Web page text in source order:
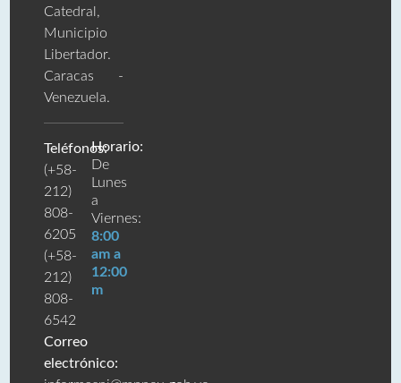
Catedral,
Municipio
Libertador.
Caracas -
Venezuela.
Teléfonos:
(+58-
212)
808-
6205
(+58-
212)
808-
6542
Correo
electrónico:
Horario:
De
Lunes
a
Viernes:
8:00
am a
12:00
m